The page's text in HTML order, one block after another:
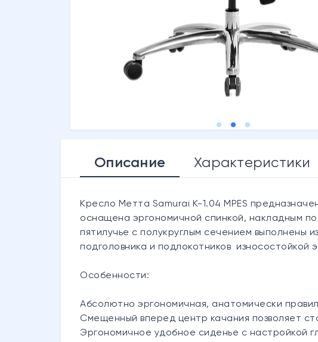
Описание Характеристики
Кресло Метта Samurai K-1.04 MPES
оснащена эргономичной спинкой, накладным
пятилучье с полукруглым сечением выполнены
подголовника и подлокотников
Особенности:
Абсолютно эргономичная, анатомически
Смещенный вперед центр качания позволяет
Эргономичное удобное сиденье с настройкой